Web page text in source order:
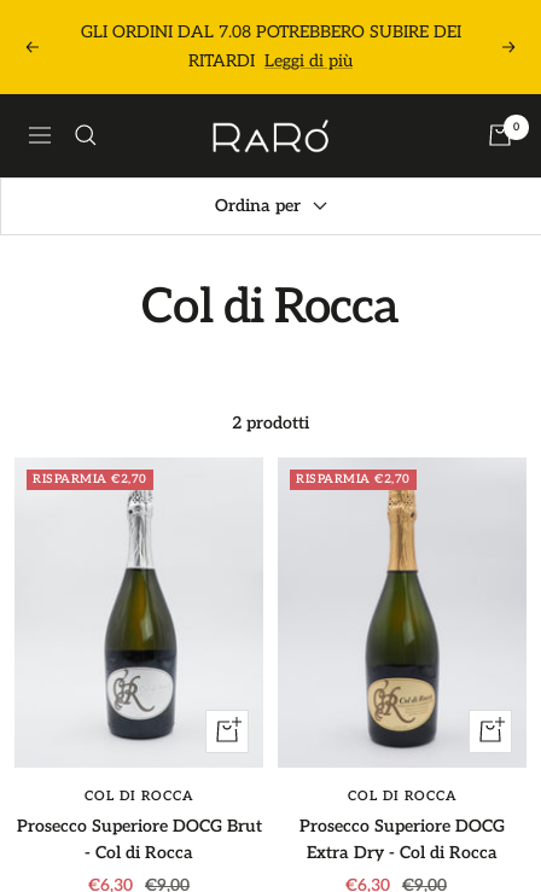
Precedente
GLI ORDINI DAL 7.08 POTREBBERO SUBIRE DEI
RITARDI Leggi di più
Navigazione
Raró
0
Ordina per
Col di Rocca
2 prodotti
RISPARMIA €2,70
+
Aggiungi
COL DI ROCCA
Prosecco Superiore DOCG Brut
- Col di Rocca
Prezzo
€6,30 Prezzo
€9,00
RISPARMIA €2,70
+
COL DI ROCCA
Prosecco Superiore DOCG
Extra Dry - Col di Rocca
Prezzo
€6,30 Prezzo
€9,00